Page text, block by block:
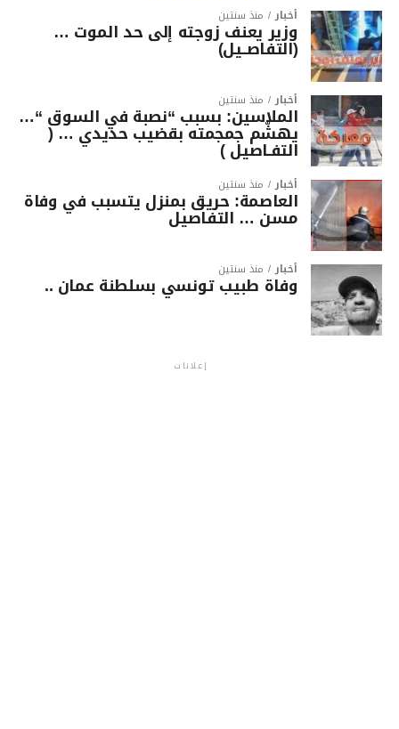
أخبار منذ سنتين
وزير يعنف زوجته إلى حد الموت …
(التفاصــيل)
أخبار منذ سنتين
الملاسين: بسبب “نصبة في السوق “…
يهشّم جمجمته بقضيب حديدي … (
التفـاصيل )
أخبار منذ سنتين
العاصمة: حريق بمنزل يتسبب في وفاة
مسن … التفاصيل
أخبار منذ سنتين
وفاة طبيب تونسي بسلطنة عمان ..
إعلانات